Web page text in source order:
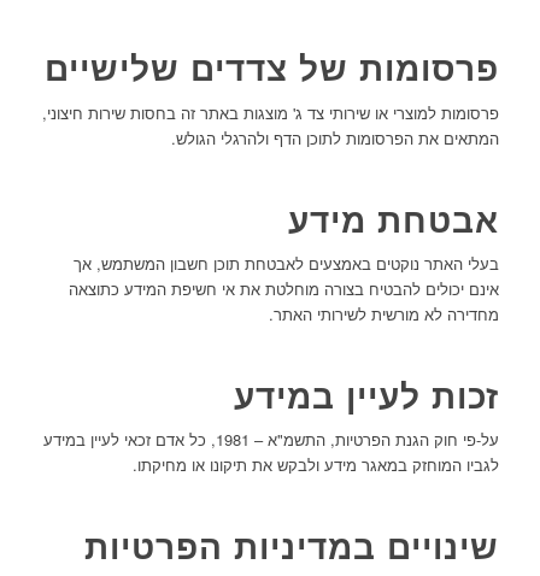
פרסומות של צדדים שלישיים
פרסומות למוצרי או שירותי צד ג' מוצגות באתר זה בחסות שירות חיצוני,
המתאים את הפרסומות לתוכן הדף ולהרגלי הגולש.
אבטחת מידע
בעלי האתר נוקטים באמצעים לאבטחת תוכן חשבון המשתמש, אך
אינם יכולים להבטיח בצורה מוחלטת את אי חשיפת המידע כתוצאה
מחדירה לא מורשית לשירותי האתר.
זכות לעיין במידע
על-פי חוק הגנת הפרטיות, התשמ"א – 1981, כל אדם זכאי לעיין במידע
לגביו המוחזק במאגר מידע ולבקש את תיקונו או מחיקתו.
שינויים במדיניות הפרטיות